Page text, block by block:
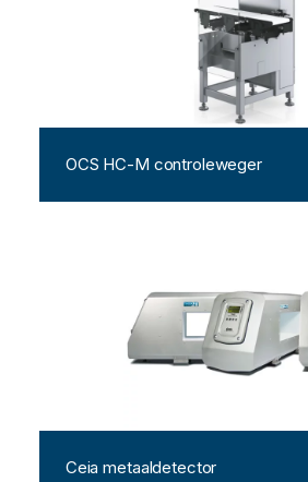
OCS HC-M controleweger
Ceia metaaldetector